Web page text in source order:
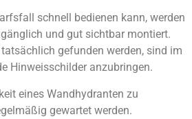
schnell bedienen kann, werden
und gut sichtbar montiert.
gefunden werden, sind im
Hinweisschilder anzubringen.
eines Wandhydranten zu
gewartet werden.